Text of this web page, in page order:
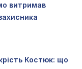
витримав
Костюк: що